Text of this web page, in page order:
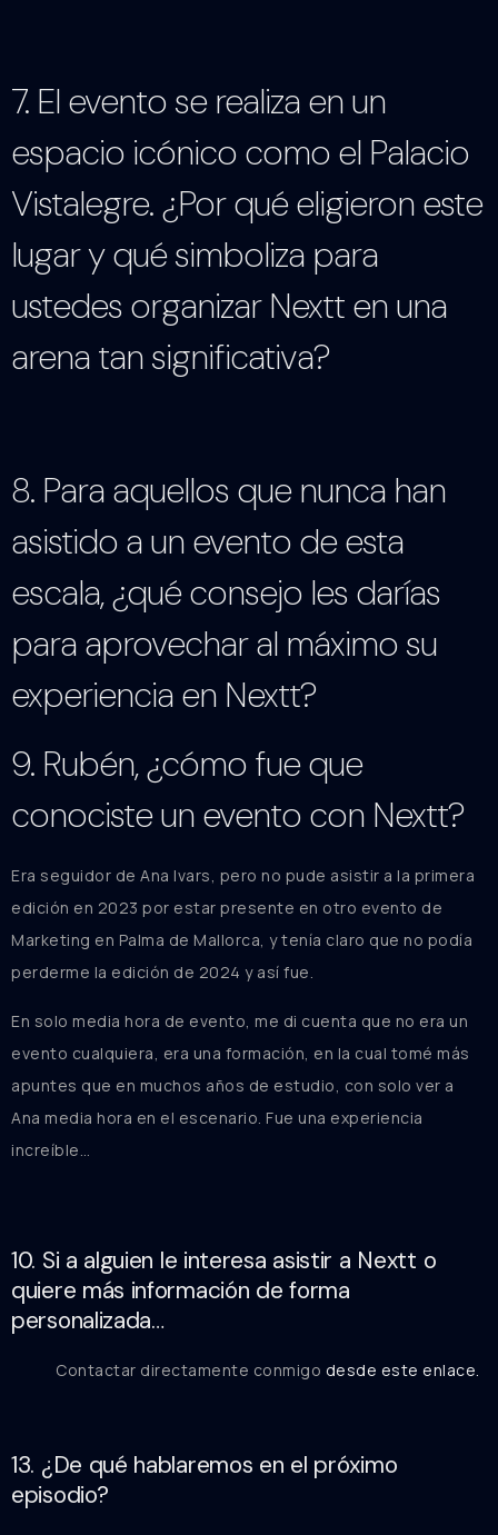
7. El evento se realiza en un
espacio icónico como el Palacio
Vistalegre. ¿Por qué eligieron este
lugar y qué simboliza para
ustedes organizar Nextt en una
arena tan significativa?
8. Para aquellos que nunca han
asistido a un evento de esta
escala, ¿qué consejo les darías
para aprovechar al máximo su
experiencia en Nextt?
9. Rubén, ¿cómo fue que
conociste un evento con Nextt?
Era seguidor de Ana Ivars, pero no pude asistir a la primera
edición en 2023 por estar presente en otro evento de
Marketing en Palma de Mallorca, y tenía claro que no podía
perderme la edición de 2024 y así fue.
En solo media hora de evento, me di cuenta que no era un
evento cualquiera, era una formación, en la cual tomé más
apuntes que en muchos años de estudio, con solo ver a
Ana media hora en el escenario. Fue una experiencia
increíble…
10. Si a alguien le interesa asistir a Nextt o
quiere más información de forma
personalizada…
Contactar directamente conmigo desde este enlace.
13. ¿De qué hablaremos en el próximo
episodio?